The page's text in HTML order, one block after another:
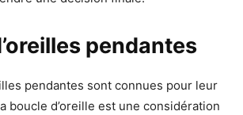
pendantes
pendantes sont connues pour leur
boucle d’oreille est une considération